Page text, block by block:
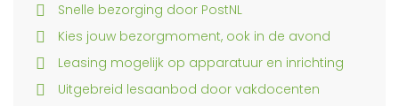
Snelle bezorging door PostNL
Kies jouw bezorgmoment, ook in de avond
Leasing mogelijk op apparatuur en inrichting
Uitgebreid lesaanbod door vakdocenten